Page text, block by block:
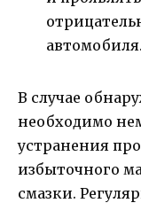
автомобиля.
В случае
необходимо
устранения
избыточного
смазки.